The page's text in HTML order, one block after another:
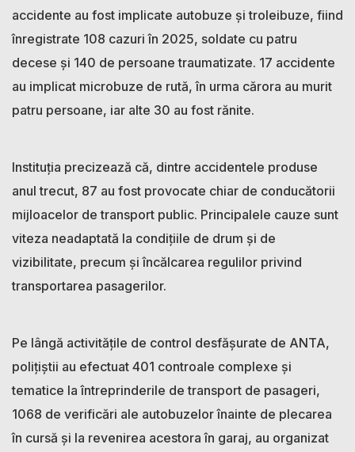
accidente au fost implicate autobuze și troleibuze, fiind
înregistrate 108 cazuri în 2025, soldate cu patru
decese și 140 de persoane traumatizate. 17 accidente
au implicat microbuze de rută, în urma cărora au murit
patru persoane, iar alte 30 au fost rănite.
Instituția precizează că, dintre accidentele produse
anul trecut, 87 au fost provocate chiar de conducătorii
mijloacelor de transport public. Principalele cauze sunt
viteza neadaptată la condițiile de drum și de
vizibilitate, precum și încălcarea regulilor privind
transportarea pasagerilor.
Pe lângă activitățile de control desfășurate de ANTA,
polițiștii au efectuat 401 controale complexe și
tematice la întreprinderile de transport de pasageri,
1068 de verificări ale autobuzelor înainte de plecarea
în cursă și la revenirea acestora în garaj, au organizat